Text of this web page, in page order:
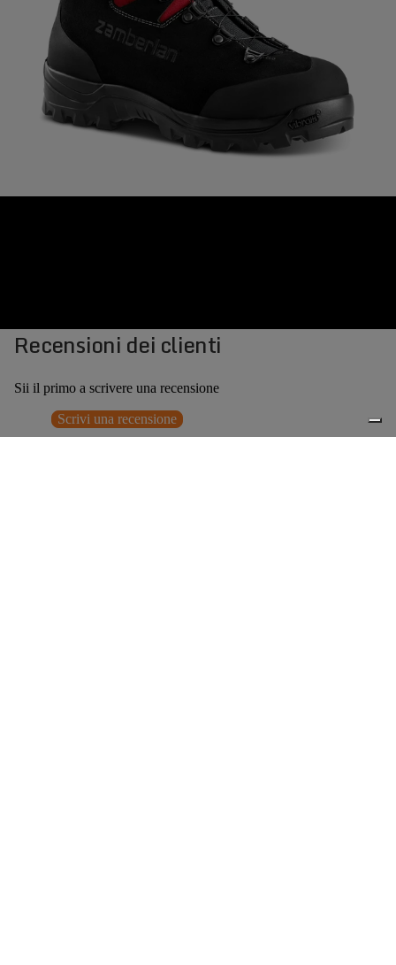
Recensioni dei clienti
Sii il primo a scrivere una recensione
Scrivi una recensione